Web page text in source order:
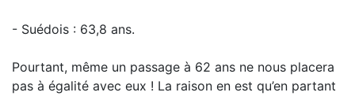
- Suédois : 63,8 ans.
Pourtant, même un passage à 62 ans ne nous placera
pas à égalité avec eux ! La raison en est qu’en partant